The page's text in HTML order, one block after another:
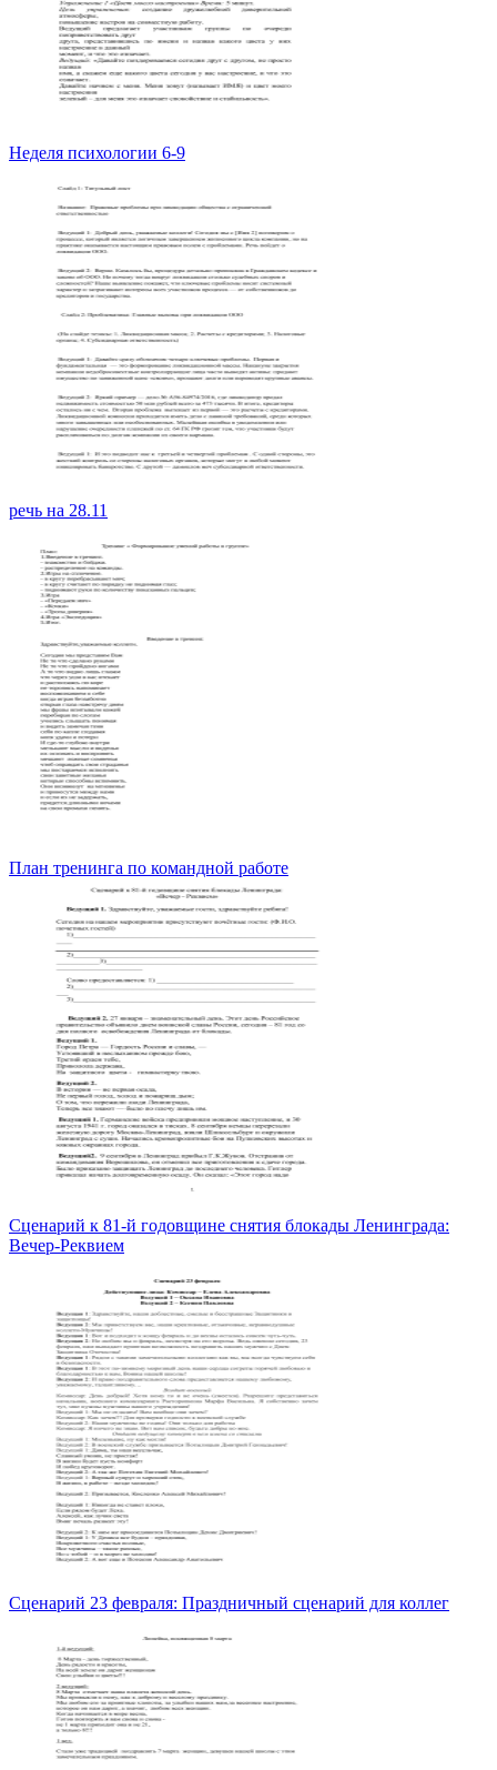
Неделя психологии 6-9
речь на 28.11
План тренинга по командной работе
Сценарий к 81-й годовщине снятия блокады Ленинграда:
Вечер-Реквием
Сценарий 23 февраля: Праздничный сценарий для коллег